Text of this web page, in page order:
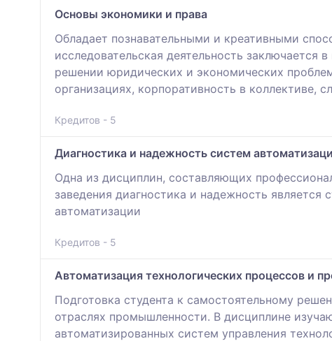
Основы экономики и права
Обладает познавательными и креативными
исследовательская деятельность
решении юридических и экономических
организациях, корпоративность в коллективе,
Кредитов - 5
Диагностика и надежность систем
Одна из дисциплин, составляющих
заведения диагностика и надежность
автоматизации
Кредитов - 5
Автоматизация технологических процессов и
Подготовка студента к самостоятельному
отраслях промышленности. В дисциплине
автоматизированных систем управления